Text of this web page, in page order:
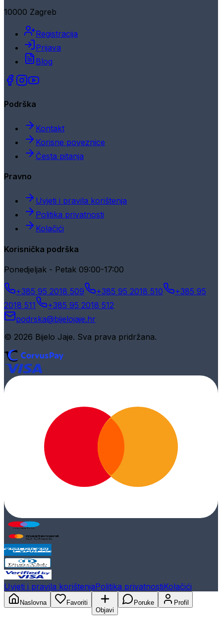
10000 Zagreb
Registracija
Prijava
Blog
Podrška
Kontakt
Korisne poveznice
Česta pitanja
Pravno
Uvjeti i pravila korištenja
Politika privatnosti
Kolačići
Korisnička podrška
Ponedjeljak - Petak 09:00-17:00
+385 95 2018 509 +385 95 2018 510
+385 95
2018 511
+385 95 2018 512
podrska@bijelojaje.hr
© 2026 Bijelo Jaje. Sva prava pridržana.
Uvjeti i pravila korištenjaPolitika privatnostiKolačići
Naslovna
Favoriti
Objavi
Poruke Profil